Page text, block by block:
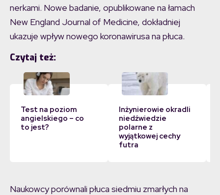
nerkami. Nowe badanie, opublikowane na łamach
New England Journal of Medicine, dokładniej
ukazuje wpływ nowego koronawirusa na płuca.
Czytaj też:
Test na poziom
angielskiego – co
to jest?
Inżynierowie okradli
niedźwiedzie
polarne z
wyjątkowej cechy
futra
Naukowcy porównali płuca siedmiu zmarłych na